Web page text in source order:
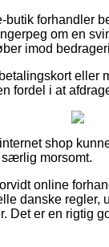
forhandler
om en
imod
eller
fordel i at
shop
særlig morsomt.
online
danske regler,
er en rigtig